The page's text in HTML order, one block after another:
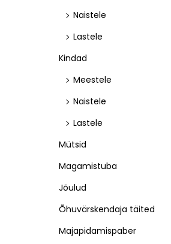
Naistele
Lastele
Kindad
Meestele
Naistele
Lastele
Mütsid
Magamistuba
Jõulud
Õhuvärskendaja täited
Majapidamispaber